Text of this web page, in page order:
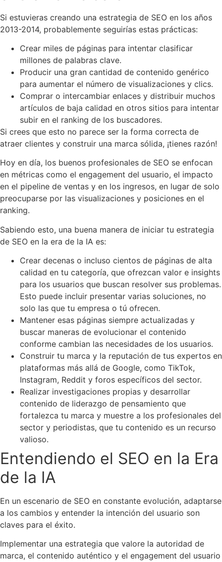
Si estuvieras creando una estrategia de SEO en los años
2013-2014, probablemente seguirías estas prácticas:
Crear miles de páginas para intentar clasificar
millones de palabras clave.
Producir una gran cantidad de contenido genérico
para aumentar el número de visualizaciones y clics.
Comprar o intercambiar enlaces y distribuir muchos
artículos de baja calidad en otros sitios para intentar
subir en el ranking de los buscadores.
Si crees que esto no parece ser la forma correcta de
atraer clientes y construir una marca sólida, ¡tienes razón!
Hoy en día, los buenos profesionales de SEO se enfocan
en métricas como el engagement del usuario, el impacto
en el pipeline de ventas y en los ingresos, en lugar de solo
preocuparse por las visualizaciones y posiciones en el
ranking.
Sabiendo esto, una buena manera de iniciar tu estrategia
de SEO en la era de la IA es:
Crear decenas o incluso cientos de páginas de alta
calidad en tu categoría, que ofrezcan valor e insights
para los usuarios que buscan resolver sus problemas.
Esto puede incluir presentar varias soluciones, no
solo las que tu empresa o tú ofrecen.
Mantener esas páginas siempre actualizadas y
buscar maneras de evolucionar el contenido
conforme cambian las necesidades de los usuarios.
Construir tu marca y la reputación de tus expertos en
plataformas más allá de Google, como TikTok,
Instagram, Reddit y foros específicos del sector.
Realizar investigaciones propias y desarrollar
contenido de liderazgo de pensamiento que
fortalezca tu marca y muestre a los profesionales del
sector y periodistas, que tu contenido es un recurso
valioso.
Entendiendo el SEO en la Era
de la IA
En un escenario de SEO en constante evolución, adaptarse
a los cambios y entender la intención del usuario son
claves para el éxito.
Implementar una estrategia que valore la autoridad de
marca, el contenido auténtico y el engagement del usuario